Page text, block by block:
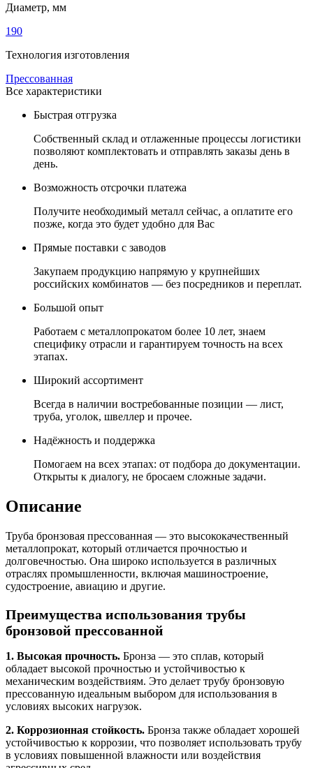
Диаметр, мм
190
Технология изготовления
Прессованная
Все характеристики
Быстрая отгрузка
Собственный склад и отлаженные процессы логистики
позволяют комплектовать и отправлять заказы день в
день.
Возможность отсрочки платежа
Получите необходимый металл сейчас, а оплатите его
позже, когда это будет удобно для Вас
Прямые поставки с заводов
Закупаем продукцию напрямую у крупнейших
российских комбинатов — без посредников и переплат.
Большой опыт
Работаем с металлопрокатом более 10 лет, знаем
специфику отрасли и гарантируем точность на всех
этапах.
Широкий ассортимент
Всегда в наличии востребованные позиции — лист,
труба, уголок, швеллер и прочее.
Надёжность и поддержка
Помогаем на всех этапах: от подбора до документации.
Открыты к диалогу, не бросаем сложные задачи.
Описание
Труба бронзовая прессованная — это высококачественный
металлопрокат, который отличается прочностью и
долговечностью. Она широко используется в различных
отраслях промышленности, включая машиностроение,
судостроение, авиацию и другие.
Преимущества использования трубы
бронзовой прессованной
1. Высокая прочность. Бронза — это сплав, который
обладает высокой прочностью и устойчивостью к
механическим воздействиям. Это делает трубу бронзовую
прессованную идеальным выбором для использования в
условиях высоких нагрузок.
2. Коррозионная стойкость. Бронза также обладает хорошей
устойчивостью к коррозии, что позволяет использовать трубу
в условиях повышенной влажности или воздействия